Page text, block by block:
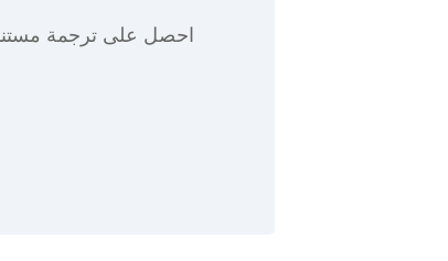
احصل على ترجمة